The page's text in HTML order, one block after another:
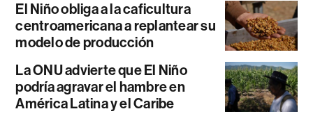
El Niño obliga a la caficultura
centroamericana a replantear su
modelo de producción
La ONU advierte que El Niño
podría agravar el hambre en
América Latina y el Caribe